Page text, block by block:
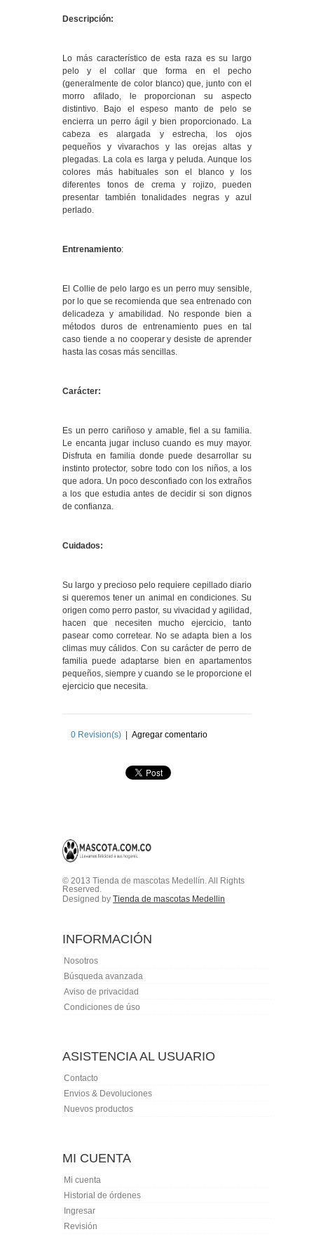
Descripción:
Lo más característico de esta raza es su largo
pelo y el collar que forma en el pecho
(generalmente de color blanco) que, junto con el
morro afilado, le proporcionan su aspecto
distintivo. Bajo el espeso manto de pelo se
encierra un perro ágil y bien proporcionado. La
cabeza es alargada y estrecha, los ojos
pequeños y vivarachos y las orejas altas y
plegadas. La cola es larga y peluda. Aunque los
colores más habituales son el blanco y los
diferentes tonos de crema y rojizo, pueden
presentar también tonalidades negras y azul
perlado.
Entrenamiento:
El Collie de pelo largo es un perro muy sensible,
por lo que se recomienda que sea entrenado con
delicadeza y amabilidad. No responde bien a
métodos duros de entrenamiento pues en tal
caso tiende a no cooperar y desiste de aprender
hasta las cosas más sencillas.
Carácter:
Es un perro cariñoso y amable, fiel a su familia.
Le encanta jugar incluso cuando es muy mayor.
Disfruta en familia donde puede desarrollar su
instinto protector, sobre todo con los niños, a los
que adora. Un poco desconfiado con los extraños
a los que estudia antes de decidir si son dignos
de confianza.
Cuidados:
Su largo y precioso pelo requiere cepillado diario
si queremos tener un animal en condiciones. Su
origen como perro pastor, su vivacidad y agilidad,
hacen que necesiten mucho ejercicio, tanto
pasear como corretear. No se adapta bien a los
climas muy cálidos. Con su carácter de perro de
familia puede adaptarse bien en apartamentos
pequeños, siempre y cuando se le proporcione el
ejercicio que necesita.
0 Revision(s) | Agregar comentario
© 2013 Tienda de mascotas Medellín. All Rights
Reserved.
Designed by Tienda de mascotas Medellin
INFORMACIÓN
Nosotros
Búsqueda avanzada
Aviso de privacidad
Condiciones de úso
ASISTENCIA AL USUARIO
Contacto
Envios & Devoluciones
Nuevos productos
MI CUENTA
Mi cuenta
Historial de órdenes
Ingresar
Revisión